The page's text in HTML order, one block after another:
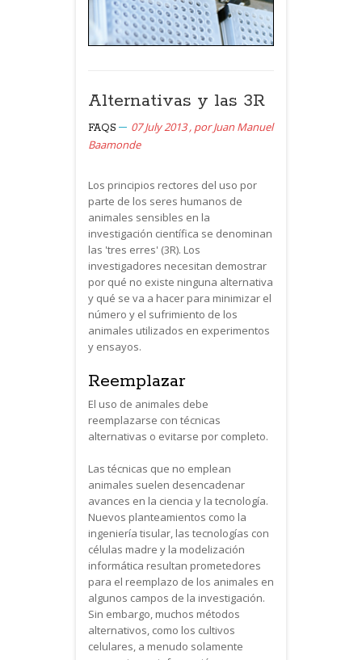
Alternativas y las 3R
FAQS 07 July 2013 , porJuan Manuel
Baamonde
Los principios rectores del uso por
parte de los seres humanos de
animales sensibles en la
investigación científica se denominan
las 'tres erres' (3R). Los
investigadores necesitan demostrar
por qué no existe ninguna alternativa
y qué se va a hacer para minimizar el
número y el sufrimiento de los
animales utilizados en experimentos
y ensayos.
Reemplazar
El uso de animales debe
reemplazarse con técnicas
alternativas o evitarse por completo.
Las técnicas que no emplean
animales suelen desencadenar
avances en la ciencia y la tecnología.
Nuevos planteamientos como la
ingeniería tisular, las tecnologías con
células madre y la modelización
informática resultan prometedores
para el reemplazo de los animales en
algunos campos de la investigación.
Sin embargo, muchos métodos
alternativos, como los cultivos
celulares, a menudo solamente